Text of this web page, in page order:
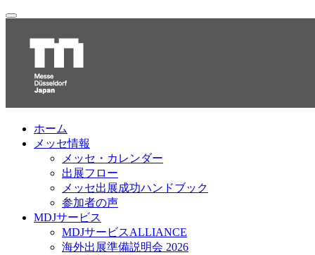
ホーム
メッセ情報
メッセ・カレンダー
出展フロー
メッセ出展成功ハンドブック
参加者の声
MDJサービス
MDJサービスALLIANCE
海外出展準備説明会 2026